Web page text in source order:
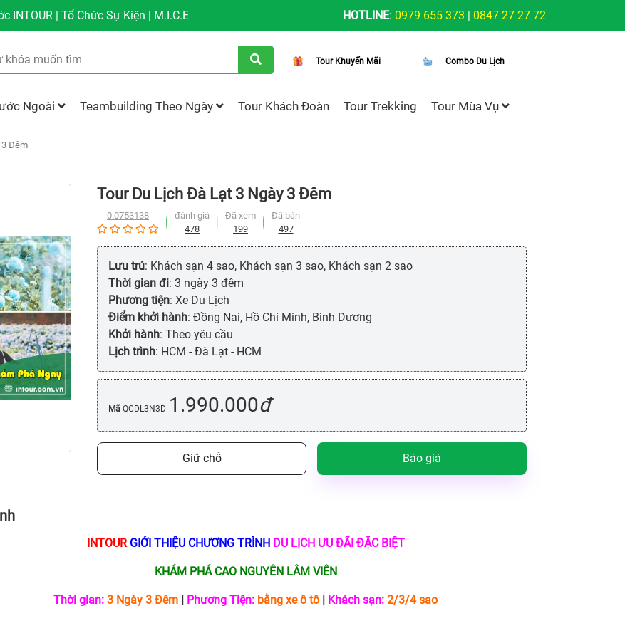
INTOUR | Tổ Chức Sự Kiện | M.I.C.E HOTLINE: 0979 655 373 | 0847 27 27 72
Tour Khuyến Mãi Combo Du Lịch
Ngoài Teambuilding Theo Ngày Tour Khách Đoàn Tour Trekking Tour Mùa Vụ
3 Đêm
Tour Du Lịch Đà Lạt 3 Ngày 3 Đêm
0.0753138
đánh giá
478
Đã xem
199
Đã bán
497
Lưu trú: Khách sạn 4 sao, Khách sạn 3 sao, Khách sạn 2 sao
Thời gian đi: 3 ngày 3 đêm
Phương tiện: Xe Du Lịch
Điểm khởi hành: Đồng Nai, Hồ Chí Minh, Bình Dương
Khởi hành: Theo yêu cầu
Lịch trình: HCM - Đà Lạt - HCM
Mã QCDL3N3D 1.990.000đ
Giữ chỗ Báo giá
INTOUR GIỚI THIỆU CHƯƠNG TRÌNH DU LỊCH ƯU ĐÃI ĐẶC BIỆT
KHÁM PHÁ CAO NGUYÊN LÂM VIÊN
Thời gian: 3 Ngày 3 Đêm | Phương Tiện: bằng xe ô tô | Khách sạn: 2/3/4 sao